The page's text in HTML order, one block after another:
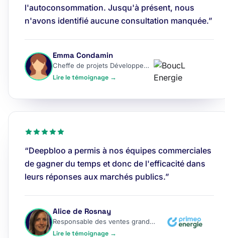
l'autoconsommation. Jusqu'à présent, nous
n'avons identifié aucune consultation manquée.”
Emma Condamin
Cheffe de projets Développement
Lire le témoignage →
“Deepbloo a permis à nos équipes commerciales
de gagner du temps et donc de l'efficacité dans
leurs réponses aux marchés publics.”
Alice de Rosnay
Responsable des ventes grands comptes
Lire le témoignage →